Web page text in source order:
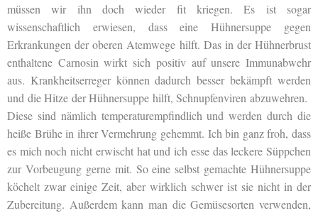
müssen wir ihn doch wieder fit kriegen. Es ist sogar
wissenschaftlich erwiesen, dass eine Hühnersuppe gegen
Erkrankungen der oberen Atemwege hilft. Das in der Hühnerbrust
enthaltene Carnosin wirkt sich positiv auf unsere Immunabwehr
aus. Krankheitserreger können dadurch besser bekämpft werden
und die Hitze der Hühnersuppe hilft, Schnupfenviren abzuwehren.
Diese sind nämlich temperaturempfindlich und werden durch die
heiße Brühe in ihrer Vermehrung gehemmt. Ich bin ganz froh, dass
es mich noch nicht erwischt hat und ich esse das leckere Süppchen
zur Vorbeugung gerne mit. So eine selbst gemachte Hühnersuppe
köchelt zwar einige Zeit, aber wirklich schwer ist sie nicht in der
Zubereitung. Außerdem kann man die Gemüsesorten verwenden,